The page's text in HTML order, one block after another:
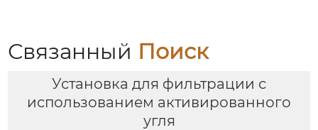
Связанный Поиск
Установка для фильтрации с
использованием активированного
угля